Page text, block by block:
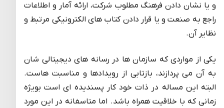
و یا نشان دادن فرهنگ مطلوب شرکت، ارائه آمار و اطلاعات
راجع به صنعت و یا قرار دادن کتاب های الکترونیکی مرتبط و
نظایر آن.
یکی از مواردی که سازمان ها در رسانه های دیجیتالی شان
به آن می پردازند، بازتابی از رویدادها و مناسبت هاست.
البته این مساله در ذات خود کار پسندیده ای است بویژه
زمانی که با خلاقیت همراه باشد. اما متاسفانه در این مورد